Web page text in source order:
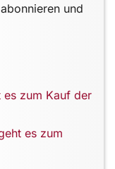
und
es zum Kauf der
es zum